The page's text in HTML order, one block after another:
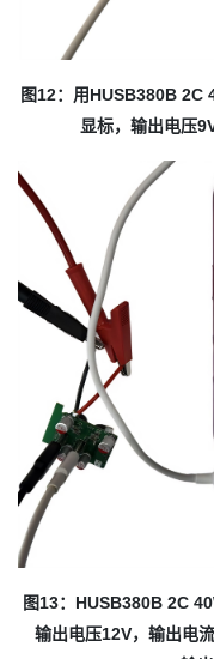
图12：用HUSB380B 2C
显标，输出电压
图13：HUSB380B 2C
输出电压12V，输出电